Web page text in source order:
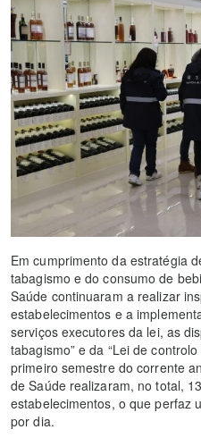
Em cumprimento da estratégia
tabagismo e do consumo de
Saúde continuaram a realizar
estabelecimentos e a
serviços executores da lei, as
tabagismo” e da “Lei de
primeiro semestre do corrente
de Saúde realizaram, no total,
estabelecimentos, o que perfaz
por dia.